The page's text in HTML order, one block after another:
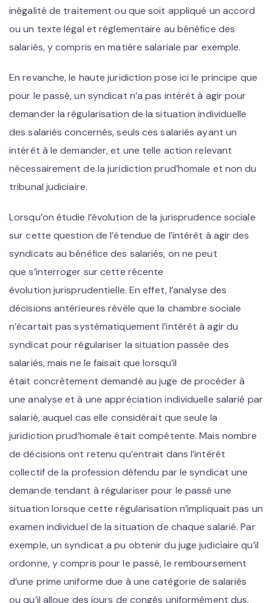
inégalité de traitement ou que soit appliqué un accord
ou un texte légal et réglementaire au bénéfice des
salariés, y compris en matière salariale par exemple.
En revanche, le haute juridiction pose ici le principe que
pour le passé, un syndicat n’a pas intérêt à agir pour
demander la régularisation de la situation individuelle
des salariés concernés, seuls ces salariés ayant un
intérêt à le demander, et une telle action relevant
nécessairement de la juridiction prud’homale et non du
tribunal judiciaire.
Lorsqu’on étudie l’évolution de la jurisprudence sociale
sur cette question de l’étendue de l’intérêt à agir des
syndicats au bénéfice des salariés, on ne peut
que s’interroger sur cette récente
évolution jurisprudentielle. En effet, l’analyse des
décisions antérieures révèle que la chambre sociale
n’écartait pas systématiquement l’intérêt à agir du
syndicat pour régulariser la situation passée des
salariés, mais ne le faisait que lorsqu’il
était concrètement demandé au juge de procéder à
une analyse et à une appréciation individuelle salarié par
salarié, auquel cas elle considérait que seule la
juridiction prud’homale était compétente. Mais nombre
de décisions ont retenu qu’entrait dans l’intérêt
collectif de la profession défendu par le syndicat une
demande tendant à régulariser pour le passé une
situation lorsque cette régularisation n’impliquait pas un
examen individuel de la situation de chaque salarié. Par
exemple, un syndicat a pu obtenir du juge judiciaire qu’il
ordonne, y compris pour le passé, le remboursement
d’une prime uniforme due à une catégorie de salariés
ou qu’il alloue des jours de congés uniformément dus.